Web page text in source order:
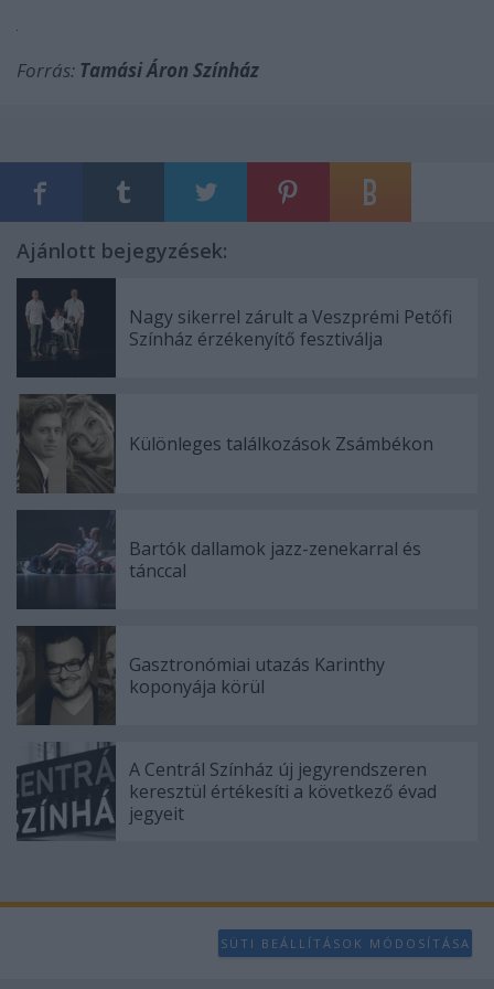
Forrás: Tamási Áron Színház
Ajánlott bejegyzések:
Nagy sikerrel zárult a Veszprémi Petőfi
Színház érzékenyítő fesztiválja
Különleges találkozások Zsámbékon
Bartók dallamok jazz-zenekarral és
tánccal
Gasztronómiai utazás Karinthy
koponyája körül
A Centrál Színház új jegyrendszeren
keresztül értékesíti a következő évad
jegyeit
SÜTI BEÁLLÍTÁSOK MÓDOSÍTÁSA